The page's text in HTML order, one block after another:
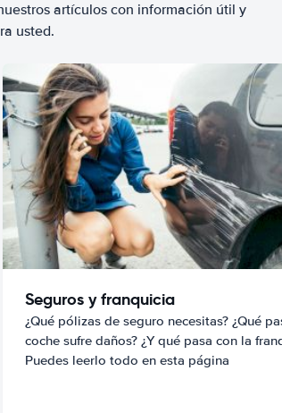
artículos con información útil y
usted.
Seguros y franquicia
¿Qué pólizas de seguro necesitas? ¿Qué
coche sufre daños? ¿Y qué pasa con la
Puedes leerlo todo en esta página